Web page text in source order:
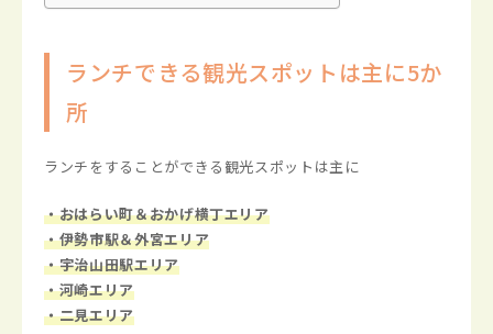
ランチできる観光スポットは主に5か
所
ランチをすることができる観光スポットは主に
・おはらい町＆おかげ横丁エリア
・伊勢市駅＆外宮エリア
・宇治山田駅エリア
・河崎エリア
・二見エリア